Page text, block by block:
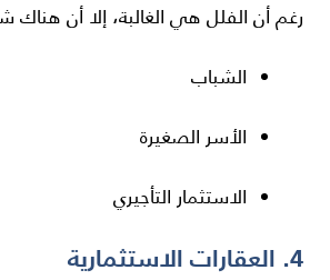
رغم أن الفلل هي الغالبة، إلا أن
الشباب
الأسر الصغيرة
الاستثمار التأجيري
4. العقارات الاستثمارية